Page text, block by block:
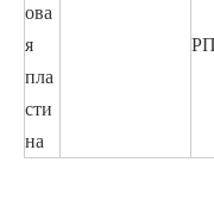
ова
я
пла
сти
на